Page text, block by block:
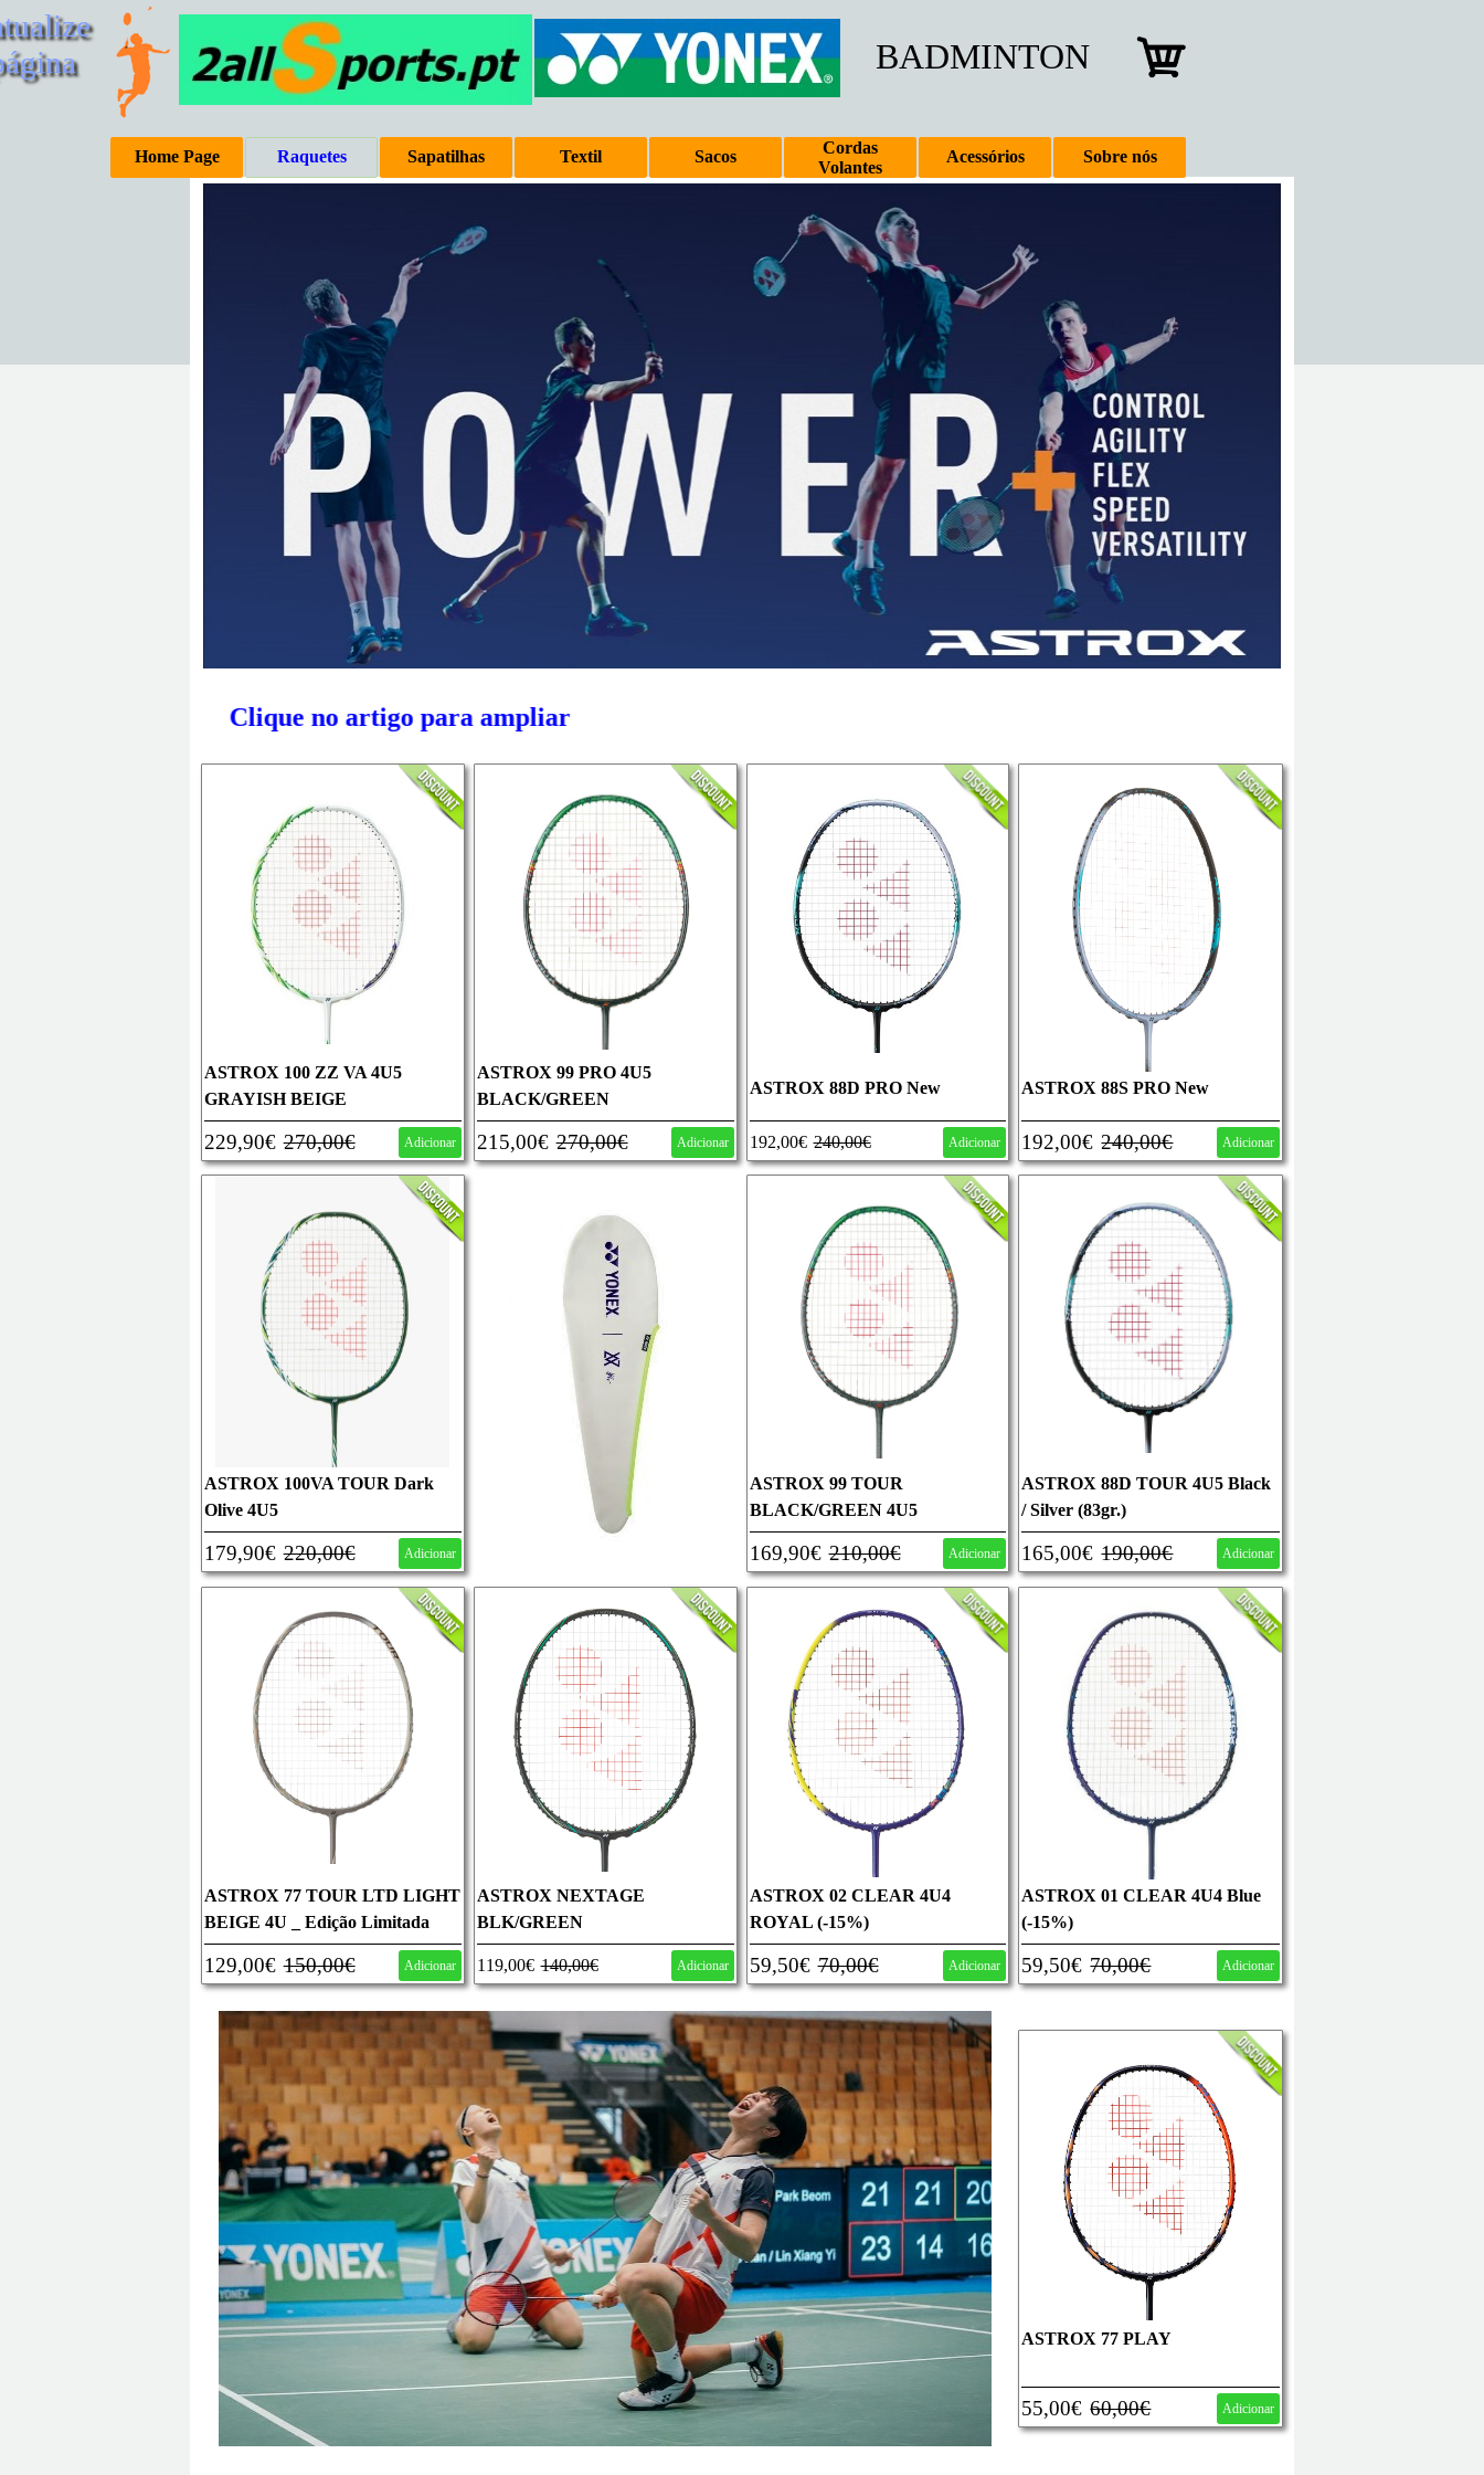
Home Page Raquetes Sapatilhas Textil Sacos
Cordas
Volantes
Acessórios Sobre nós
BADMINTON
Clique no artigo para ampliar
ASTROX 100 ZZ VA 4U5
GRAYISH BEIGE
229,90€ 270,00€ Adicionar
ASTROX 99 PRO 4U5
BLACK/GREEN
215,00€ 270,00€ Adicionar
ASTROX 88D PRO New
192,00€ 240,00€ Adicionar
ASTROX 88S PRO New
192,00€ 240,00€ Adicionar
ASTROX 100VA TOUR Dark
Olive 4U5
179,90€ 220,00€ Adicionar
ASTROX 99 TOUR
BLACK/GREEN 4U5
169,90€ 210,00€ Adicionar
ASTROX 88D TOUR 4U5 Black
/ Silver (83gr.)
165,00€ 190,00€ Adicionar
ASTROX 77 TOUR LTD LIGHT
BEIGE 4U _ Edição Limitada
129,00€ 150,00€ Adicionar
ASTROX NEXTAGE
BLK/GREEN
119,00€ 140,00€ Adicionar
ASTROX 02 CLEAR 4U4
ROYAL (-15%)
59,50€ 70,00€ Adicionar
ASTROX 01 CLEAR 4U4 Blue
(-15%)
59,50€ 70,00€ Adicionar
ASTROX 77 PLAY
55,00€ 60,00€ Adicionar